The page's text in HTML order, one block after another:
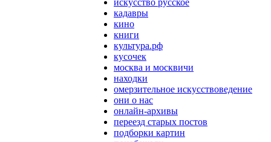
искусство русское
кадавры
кино
книги
культура.рф
кусочек
москва и москвичи
находки
омерзительное искусствоведение
они о нас
онлайн-архивы
переезд старых постов
подборки картин